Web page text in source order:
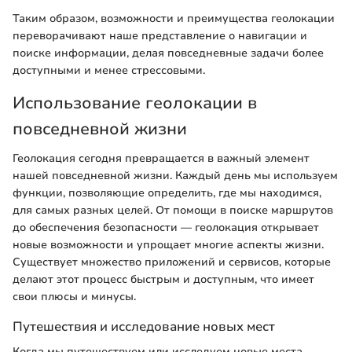
Таким образом, возможности и преимущества геолокации
переворачивают наше представление о навигации и
поиске информации, делая повседневные задачи более
доступными и менее стрессовыми.
Использование геолокации в
повседневной жизни
Геолокация сегодня превращается в важный элемент
нашей повседневной жизни. Каждый день мы используем
функции, позволяющие определить, где мы находимся,
для самых разных целей. От помощи в поиске маршрутов
до обеспечения безопасности — геолокация открывает
новые возможности и упрощает многие аспекты жизни.
Существует множество приложений и сервисов, которые
делают этот процесс быстрым и доступным, что имеет
свои плюсы и минусы.
Путешествия и исследование новых мест